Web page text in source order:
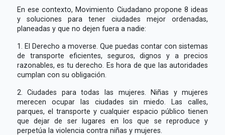
En ese contexto, Movimiento Ciudadano propone 8 ideas
y soluciones para tener ciudades mejor ordenadas,
planeadas y que no dejen fuera a nadie:
1. El Derecho a moverse. Que puedas contar con sistemas
de transporte eficientes, seguros, dignos y a precios
razonables, es tu derecho. Es hora de que las autoridades
cumplan con su obligación.
2. Ciudades para todas las mujeres. Niñas y mujeres
merecen ocupar las ciudades sin miedo. Las calles,
parques, el transporte y cualquier espacio público tienen
que dejar de ser lugares en los que se reproduce y
perpetúa la violencia contra niñas y mujeres.